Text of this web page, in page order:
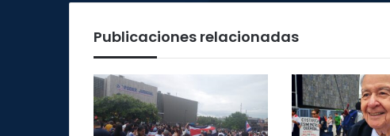
Publicaciones relacionadas